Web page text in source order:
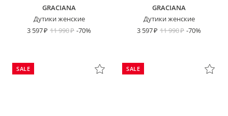
GRACIANA
Дутики женские
3 597
11 990 -70%
GRACIANA
Дутики женские
3 597
11 990 -70%
SALE SALE